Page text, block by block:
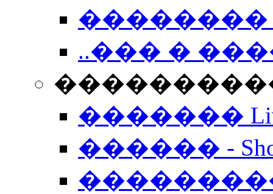
��������
..��� �
����������
�������
������ -